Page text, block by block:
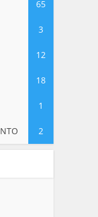
65
3
12
18
1
2